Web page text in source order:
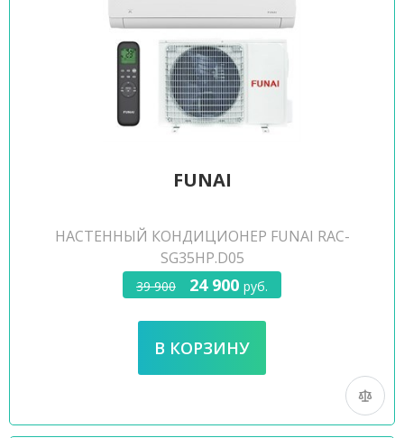
FUNAI
НАСТЕННЫЙ КОНДИЦИОНЕР FUNAI RAC-
SG35HP.D05
39 900 24 900 руб.